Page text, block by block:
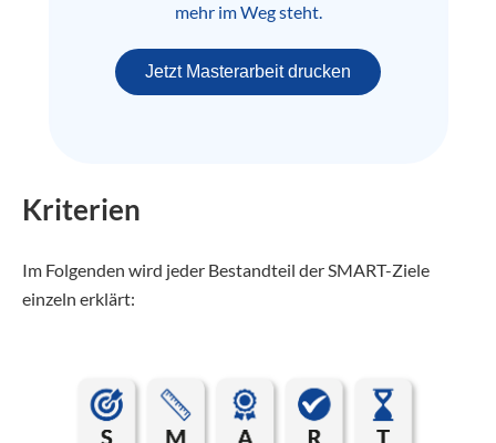
mehr im Weg steht.
Jetzt Masterarbeit drucken
Kriterien
Im Folgenden wird jeder Bestandteil der SMART-Ziele
einzeln erklärt: